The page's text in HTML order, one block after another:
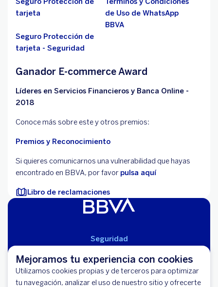
Mejoramos tu experiencia con cookies
Utilizamos cookies propias y de terceros para optimizar
tu navegación, analizar el uso de nuestro sitio y ofrecerte
tarjeta
de Uso de WhatsApp
BBVA
Seguro Protección de
tarjeta - Seguridad
Ganador E-commerce Award
Líderes en Servicios Financieros y Banca Online -
2018
Conoce más sobre este y otros premios:
Premios y Reconocimiento
Si quieres comunicarnos una vulnerabilidad que hayas
encontrado en BBVA, por favor pulsa aquí
Libro de reclamaciones
Seguridad
Cláusulas Generales de Contratación
Mapa del Sitio